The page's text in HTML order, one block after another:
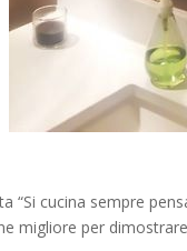
“Si cucina sempre
migliore per